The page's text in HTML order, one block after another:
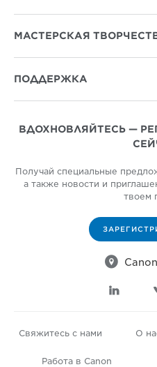
МАСТЕРСКАЯ
ПОДДЕРЖКА
ВДОХНОВЛЯЙТЕСЬ —
Получай специальные
а также новости и
твоем


Свяжитесь с нами О
Работа в Canon